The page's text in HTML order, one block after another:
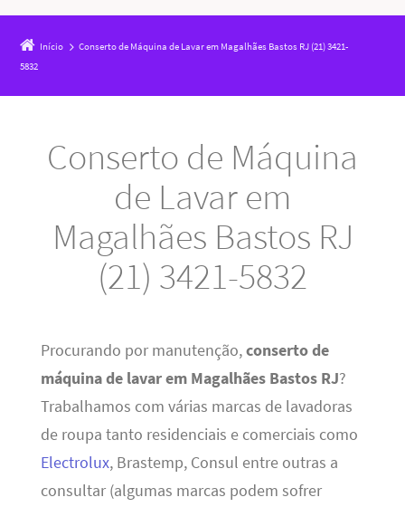
Início
Conserto de Máquina de Lavar em Magalhães Bastos RJ (21) 3421-
5832
Conserto de Máquina
de Lavar em
Magalhães Bastos RJ
(21) 3421-5832
Procurando por manutenção,conserto de
máquina de lavar em Magalhães Bastos RJ?
Trabalhamos com várias marcas de lavadoras
de roupa tanto residenciais e comerciais como
Electrolux, Brastemp, Consul entre outras a
consultar (algumas marcas podem sofrer